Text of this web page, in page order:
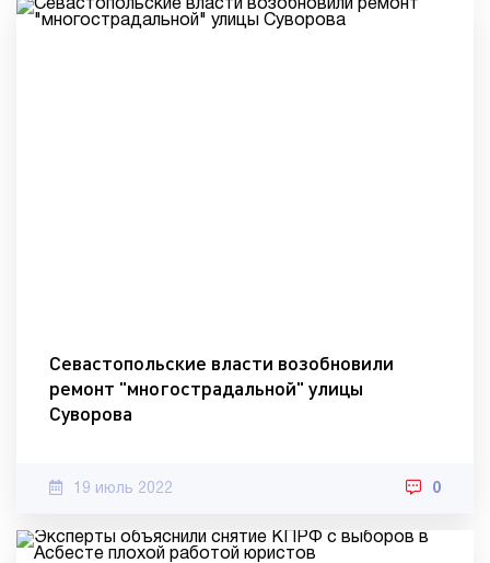
Севастопольские власти возобновили
ремонт "многострадальной" улицы
Суворова
19 июль 2022 0